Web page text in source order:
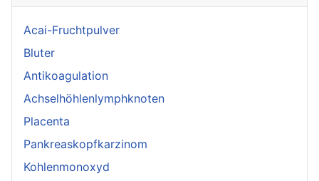
Acai-Fruchtpulver
Bluter
Antikoagulation
Achselhöhlenlymphknoten
Placenta
Pankreaskopfkarzinom
Kohlenmonoxyd